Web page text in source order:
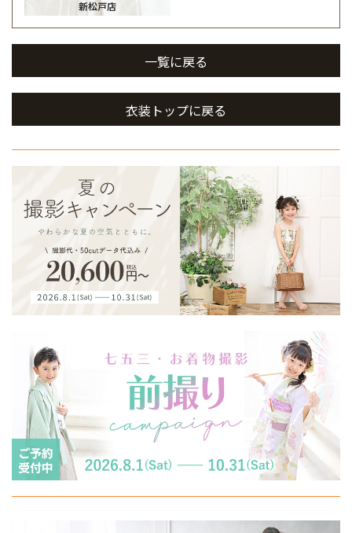
新松戸店
一覧に戻る
衣装トップに戻る